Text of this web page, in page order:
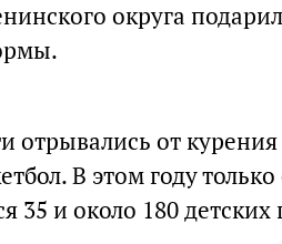
округа
отрывались от
В этом году
35 и около 180 детских